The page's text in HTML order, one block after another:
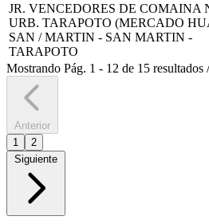
JR. VENCEDORES DE COMAINA
URB. TARAPOTO (MERCADO
SAN / MARTIN - SAN MARTIN -
TARAPOTO
Mostrando Pág. 1 - 12 de 15 resultados
Anterior
1
2
Siguiente